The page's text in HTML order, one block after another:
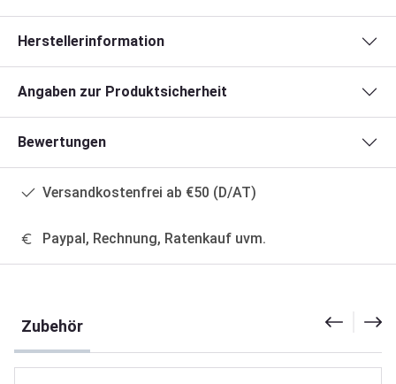
Herstellerinformation
Angaben zur Produktsicherheit
Bewertungen
Versandkostenfrei ab €50 (D/AT)
Paypal, Rechnung, Ratenkauf uvm.
Zubehör